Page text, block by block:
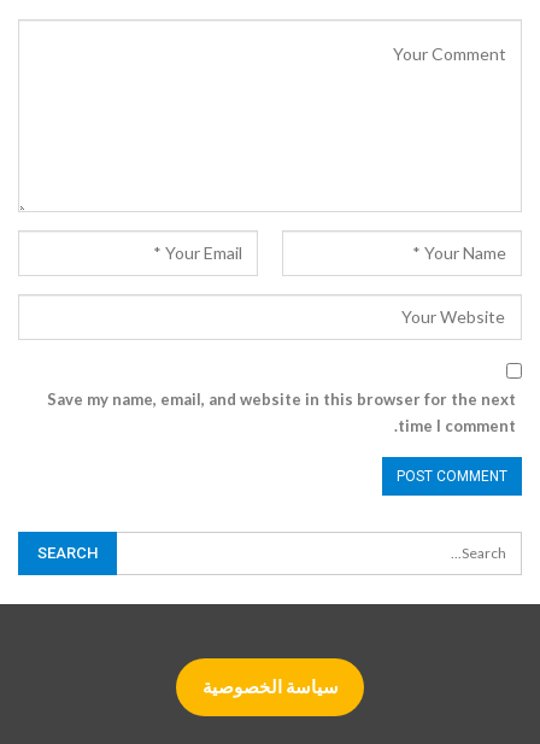
Save my name, email, and website in this browser for the next
time I comment.
سياسة الخصوصية